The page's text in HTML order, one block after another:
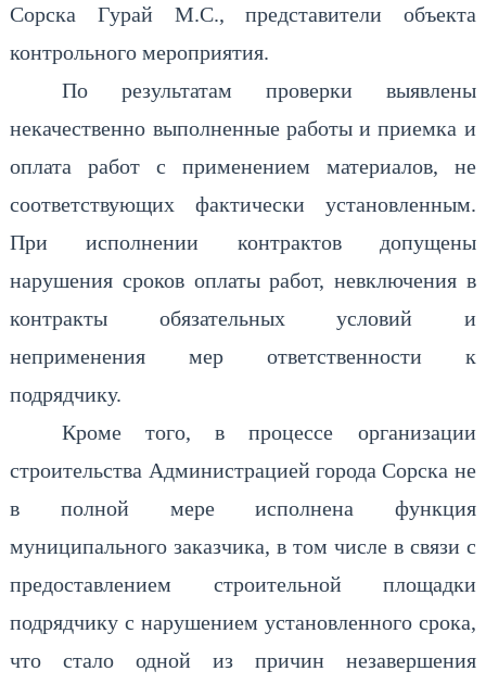
Сорска Гурай М.С., представители объекта
контрольного мероприятия.
По результатам проверки выявлены
некачественно выполненные работы и приемка и
оплата работ с применением материалов, не
соответствующих фактически установленным.
При исполнении контрактов допущены
нарушения сроков оплаты работ, невключения в
контракты обязательных условий и
неприменения мер ответственности к
подрядчику.
Кроме того, в процессе организации
строительства Администрацией города Сорска не
в полной мере исполнена функция
муниципального заказчика, в том числе в связи с
предоставлением строительной площадки
подрядчику с нарушением установленного срока,
что стало одной из причин незавершения